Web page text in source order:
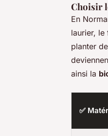
Choisir
En
laurier, le
planter
ainsi la
✅